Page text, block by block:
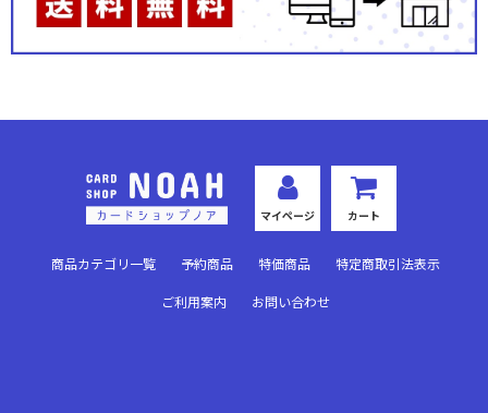
秘められた試練(プレミアム)
秘められた試練(ノーマル)
運命を超えて(プレミアム)
英雄の夜明け(プレミアム)
マイページ カート
商品カテゴリ一覧 予約商品 特価商品 特定商取引法表示
ご利用案内 お問い合わせ